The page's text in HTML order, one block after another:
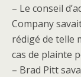
– Le conseil
Company
rédigé de telle
cas de plainte
– Brad Pitt